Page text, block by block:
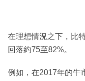
在理想情況之下，比
回落約75至82%。
例如，在2017年的牛